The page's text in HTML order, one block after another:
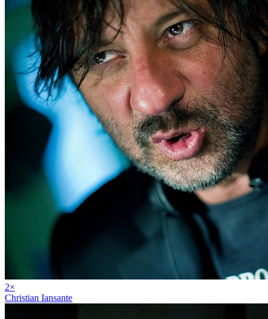
2×
Christian Iansante